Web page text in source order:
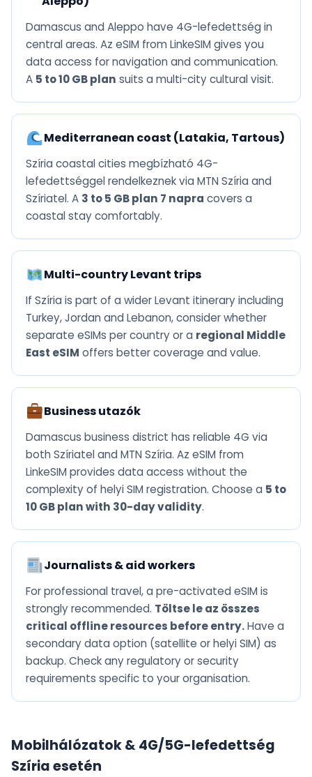
Damascus and Aleppo have 4G-lefedettség in
central areas. Az eSIM from LinkeSIM gives you
data access for navigation and communication.
A 5 to 10 GB plan suits a multi-city cultural visit.
Mediterranean coast (Latakia, Tartous)
Szíria coastal cities megbízható 4G-
lefedettséggel rendelkeznek via MTN Szíria and
Szíriatel. A 3 to 5 GB plan 7 napra covers a
coastal stay comfortably.
Multi-country Levant trips
If Szíria is part of a wider Levant itinerary including
Turkey, Jordan and Lebanon, consider whether
separate eSIMs per country or a regional Middle
East eSIM offers better coverage and value.
Business utazók
Damascus business district has reliable 4G via
both Szíriatel and MTN Szíria. Az eSIM from
LinkeSIM provides data access without the
complexity of helyi SIM registration. Choose a 5 to
10 GB plan with 30-day validity.
Journalists & aid workers
For professional travel, a pre-activated eSIM is
strongly recommended. Töltse le az összes
critical offline resources before entry.Have a
secondary data option (satellite or helyi SIM) as
backup. Check any regulatory or security
requirements specific to your organisation.
Mobilhálózatok & 4G/5G-lefedettség
Szíria esetén